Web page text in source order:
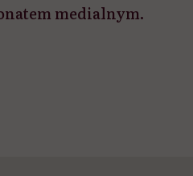
medialnym.